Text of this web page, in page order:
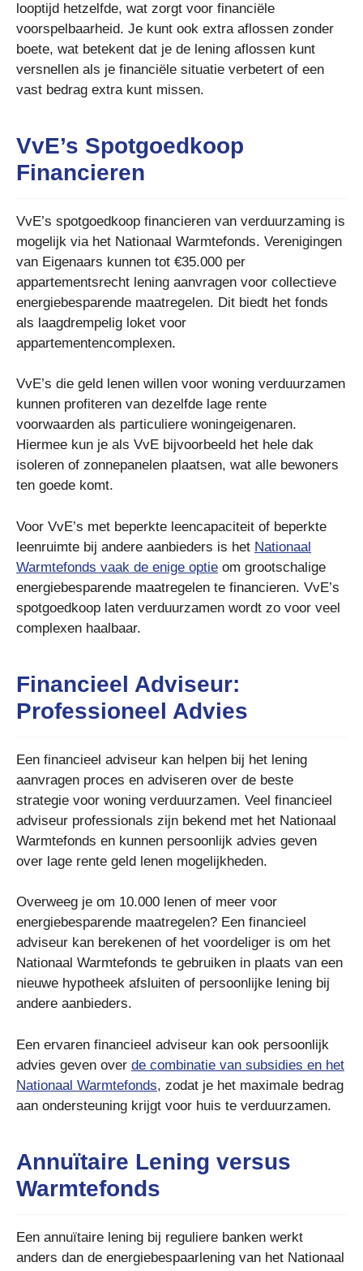
looptijd hetzelfde, wat zorgt voor financiële
voorspelbaarheid. Je kunt ook extra aflossen zonder
boete, wat betekent dat je de lening aflossen kunt
versnellen als je financiële situatie verbetert of een
vast bedrag extra kunt missen.
VvE’s Spotgoedkoop
Financieren
VvE’s spotgoedkoop financieren van verduurzaming is
mogelijk via het Nationaal Warmtefonds. Verenigingen
van Eigenaars kunnen tot €35.000 per
appartementsrecht lening aanvragen voor collectieve
energiebesparende maatregelen. Dit biedt het fonds
als laagdrempelig loket voor
appartementencomplexen.
VvE’s die geld lenen willen voor woning verduurzamen
kunnen profiteren van dezelfde lage rente
voorwaarden als particuliere woningeigenaren.
Hiermee kun je als VvE bijvoorbeeld het hele dak
isoleren of zonnepanelen plaatsen, wat alle bewoners
ten goede komt.
Voor VvE’s met beperkte leencapaciteit of beperkte
leenruimte bij andere aanbieders is het Nationaal
Warmtefonds vaak de enige optie om grootschalige
energiebesparende maatregelen te financieren. VvE’s
spotgoedkoop laten verduurzamen wordt zo voor veel
complexen haalbaar.
Financieel Adviseur:
Professioneel Advies
Een financieel adviseur kan helpen bij het lening
aanvragen proces en adviseren over de beste
strategie voor woning verduurzamen. Veel financieel
adviseur professionals zijn bekend met het Nationaal
Warmtefonds en kunnen persoonlijk advies geven
over lage rente geld lenen mogelijkheden.
Overweeg je om 10.000 lenen of meer voor
energiebesparende maatregelen? Een financieel
adviseur kan berekenen of het voordeliger is om het
Nationaal Warmtefonds te gebruiken in plaats van een
nieuwe hypotheek afsluiten of persoonlijke lening bij
andere aanbieders.
Een ervaren financieel adviseur kan ook persoonlijk
advies geven over de combinatie van subsidies en het
Nationaal Warmtefonds, zodat je het maximale bedrag
aan ondersteuning krijgt voor huis te verduurzamen.
Annuïtaire Lening versus
Warmtefonds
Een annuïtaire lening bij reguliere banken werkt
anders dan de energiebespaarlening van het Nationaal